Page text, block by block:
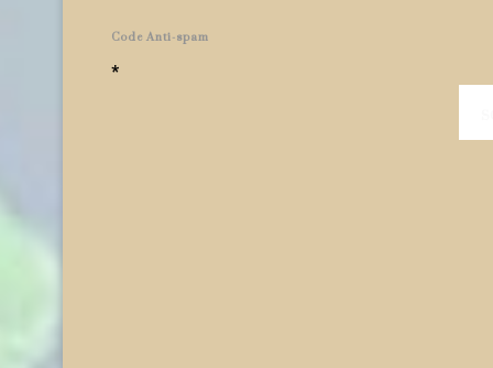
Code Anti-spam
*